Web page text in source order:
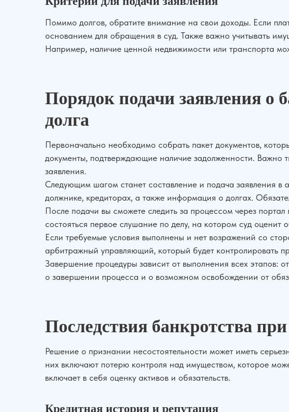
Помимо долгов, обратите внимание на свои доходы. Если
основанием для обращения в суд. Также важно учитывать
Например, наличие ценной недвижимости или транспорта
Порядок подачи заявления о
долга
Первоначально необходимо собрать пакет документов,
документы, подтверждающие наличие задолженности. Важно
заявления.
Следующим шагом станет составление и подача заявления в
должнике, кредиторах, а также информация о долгах.
После подачи вы сможете следить за процессом через
состояться первое слушание по делу, на котором суд оценит
Если требуемые условия выполнены и нет возражений со
арбитражный управляющий, который будет контролировать
Завершение процедуры зависит от выполнения всех этапов:
о завершении процесса и о возможном освобождении от
Последствия банкротства
Решение о признании несостоятельности может иметь
них включают потерю контроля над имуществом, которое
включает в себя оценку активов и обязательств.
Кредитная история и репутация